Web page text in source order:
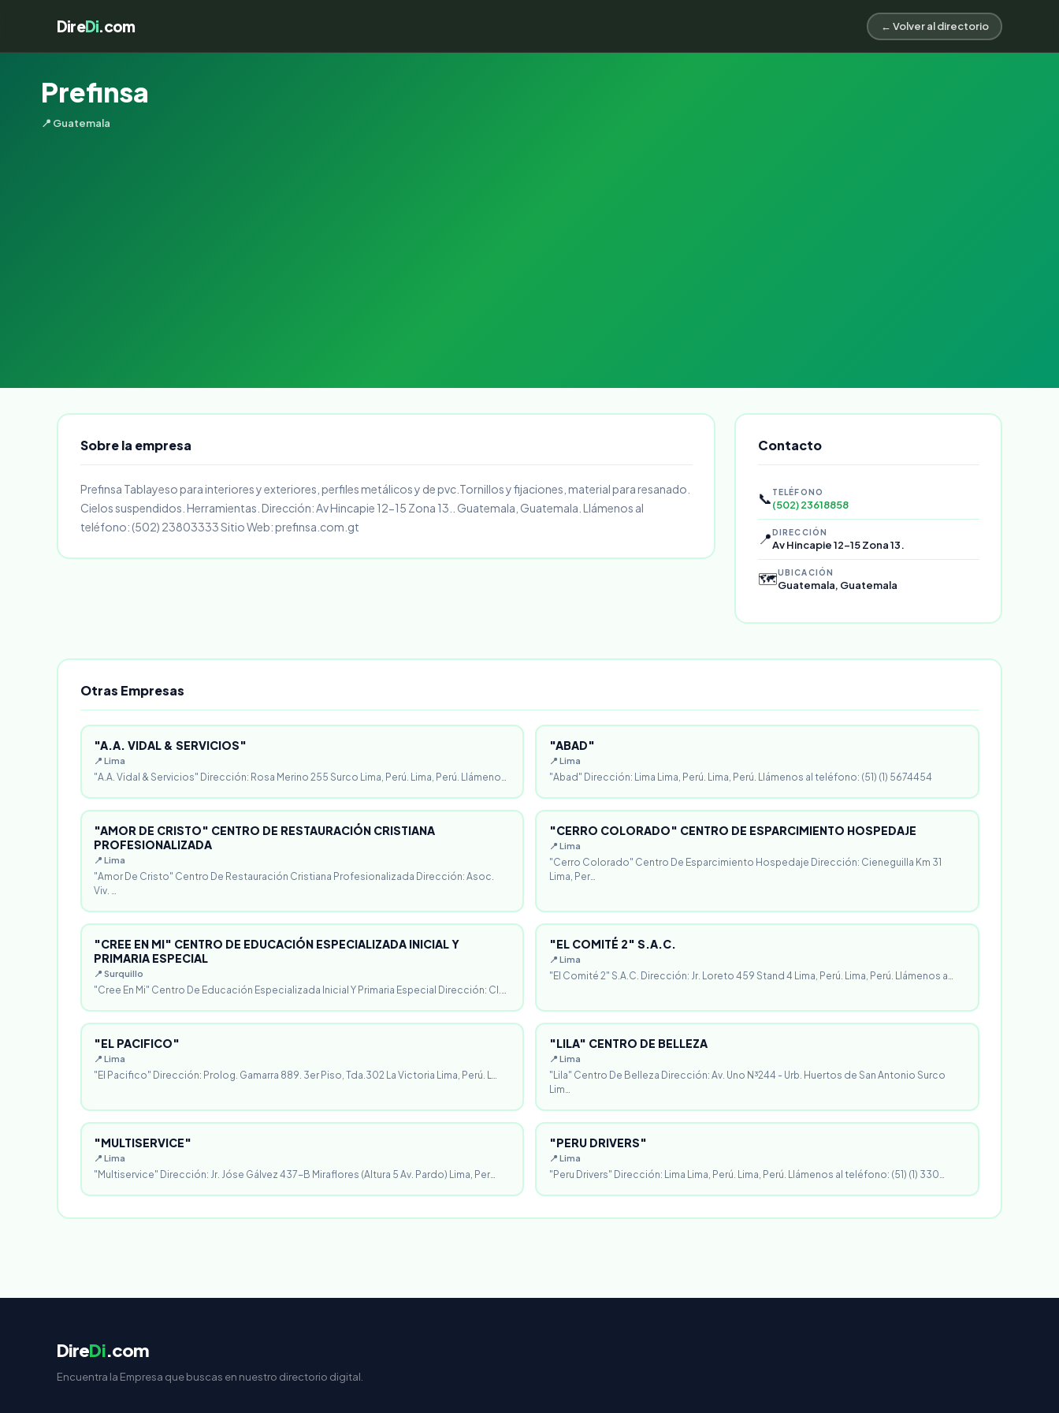
DireDi.com ← Volver al directorio
Prefinsa
📍 Guatemala
Sobre la empresa
Prefinsa Tablayeso para interiores y exteriores, perfiles metálicos y de pvc.Tornillos y fijaciones, material para resanado.
Cielos suspendidos. Herramientas. Dirección: Av Hincapie 12-15 Zona 13.. Guatemala, Guatemala. Llámenos al
teléfono: (502) 23803333 Sitio Web: prefinsa.com.gt
Contacto
📞 TELÉFONO
(502) 23618858
📍DIRECCIÓN
Av Hincapie 12-15 Zona 13.
🗺️UBICACIÓN
Guatemala, Guatemala
Otras Empresas
"A.A. VIDAL & SERVICIOS"
📍 Lima
"A.A. Vidal & Servicios" Dirección: Rosa Merino 255 Surco Lima, Perú. Lima, Perú. Llámeno…
"ABAD"
📍 Lima
"Abad" Dirección: Lima Lima, Perú. Lima, Perú. Llámenos al teléfono: (51) (1) 5674454
"AMOR DE CRISTO" CENTRO DE RESTAURACIÓN CRISTIANA
PROFESIONALIZADA
📍 Lima
"Amor De Cristo" Centro De Restauración Cristiana Profesionalizada Dirección: Asoc.
Viv. …
"CERRO COLORADO" CENTRO DE ESPARCIMIENTO HOSPEDAJE
📍 Lima
"Cerro Colorado" Centro De Esparcimiento Hospedaje Dirección: Cieneguilla Km 31
Lima, Per…
"CREE EN MI" CENTRO DE EDUCACIÓN ESPECIALIZADA INICIAL Y
PRIMARIA ESPECIAL
📍 Surquillo
"Cree En Mi" Centro De Educación Especializada Inicial Y Primaria Especial Dirección: Cl.…
"EL COMITÉ 2" S.A.C.
📍 Lima
"El Comité 2" S.A.C. Dirección: Jr. Loreto 459 Stand 4 Lima, Perú. Lima, Perú. Llámenos a…
"EL PACIFICO"
📍 Lima
"El Pacifico" Dirección: Prolog. Gamarra 889. 3er Piso, Tda.302 La Victoria Lima, Perú. L…
"LILA" CENTRO DE BELLEZA
📍 Lima
"Lila" Centro De Belleza Dirección: Av. Uno N³244 - Urb. Huertos de San Antonio Surco
Lim…
"MULTISERVICE"
📍 Lima
"Multiservice" Dirección: Jr. Jóse Gálvez 437-B Miraflores (Altura 5 Av. Pardo) Lima, Per…
"PERU DRIVERS"
📍 Lima
"Peru Drivers" Dirección: Lima Lima, Perú. Lima, Perú. Llámenos al teléfono: (51) (1) 330…
DireDi.com
Encuentra la Empresa que buscas en nuestro directorio digital.